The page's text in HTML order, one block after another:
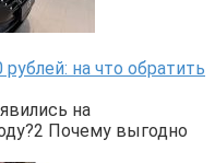
на что обратить
на
Почему выгодно